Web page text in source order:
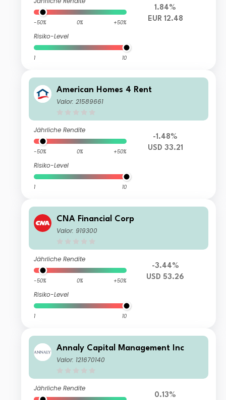
-50% 0% +50%
Risiko-Level
1 10
1.84%
EUR 12.48
American Homes 4 Rent
Valor: 21589661
Jährliche Rendite
-50% 0% +50%
Risiko-Level
1 10
-1.48%
USD 33.21
CNA Financial Corp
Valor: 919300
Jährliche Rendite
-50% 0% +50%
Risiko-Level
1 10
-3.44%
USD 53.26
Annaly Capital Management Inc
Valor: 121670140
Jährliche Rendite
0.13%